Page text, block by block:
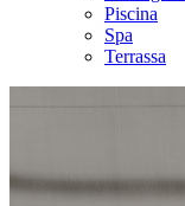
Piscina
Spa
Terrassa